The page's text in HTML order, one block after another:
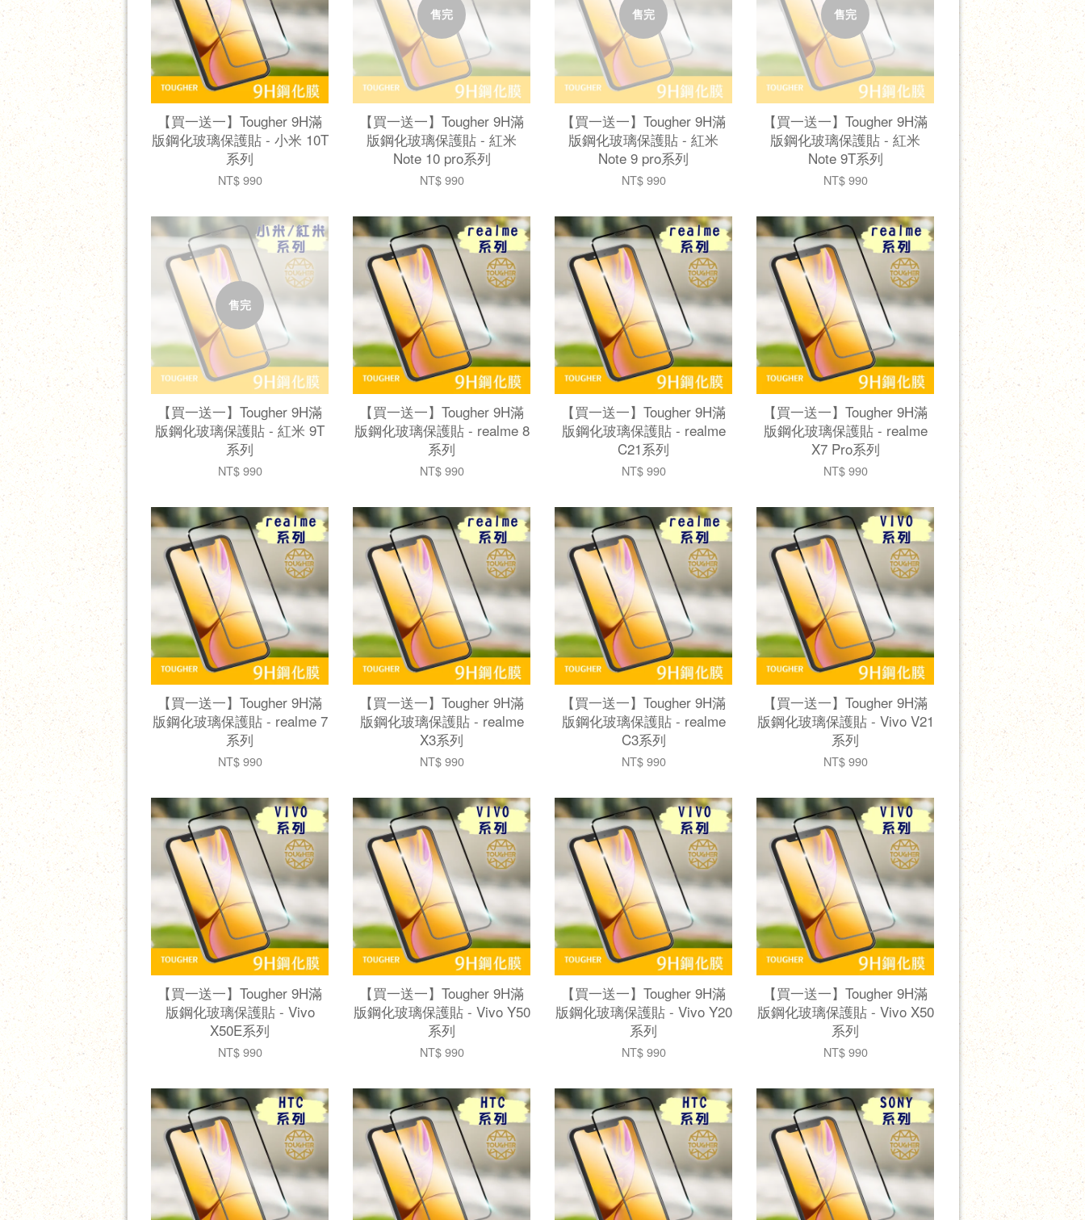
【買一送一】Tougher 9H滿
版鋼化玻璃保護貼 - 小米 10T
系列
NT$ 990
售完
【買一送一】Tougher 9H滿
版鋼化玻璃保護貼 - 紅米
Note 10 pro系列
NT$ 990
售完
【買一送一】Tougher 9H滿
版鋼化玻璃保護貼 - 紅米
Note 9 pro系列
NT$ 990
售完
【買一送一】Tougher 9H滿
版鋼化玻璃保護貼 - 紅米
Note 9T系列
NT$ 990
售完
【買一送一】Tougher 9H滿
版鋼化玻璃保護貼 - 紅米 9T
系列
NT$ 990
【買一送一】Tougher 9H滿
版鋼化玻璃保護貼 - realme 8
系列
NT$ 990
【買一送一】Tougher 9H滿
版鋼化玻璃保護貼 - realme
C21系列
NT$ 990
【買一送一】Tougher 9H滿
版鋼化玻璃保護貼 - realme
X7 Pro系列
NT$ 990
【買一送一】Tougher 9H滿
版鋼化玻璃保護貼 - realme 7
系列
NT$ 990
【買一送一】Tougher 9H滿
版鋼化玻璃保護貼 - realme
X3系列
NT$ 990
【買一送一】Tougher 9H滿
版鋼化玻璃保護貼 - realme
C3系列
NT$ 990
【買一送一】Tougher 9H滿
版鋼化玻璃保護貼 - Vivo V21
系列
NT$ 990
【買一送一】Tougher 9H滿
版鋼化玻璃保護貼 - Vivo
X50E系列
NT$ 990
【買一送一】Tougher 9H滿
版鋼化玻璃保護貼 - Vivo Y50
系列
NT$ 990
【買一送一】Tougher 9H滿
版鋼化玻璃保護貼 - Vivo Y20
系列
NT$ 990
【買一送一】Tougher 9H滿
版鋼化玻璃保護貼 - Vivo X50
系列
NT$ 990